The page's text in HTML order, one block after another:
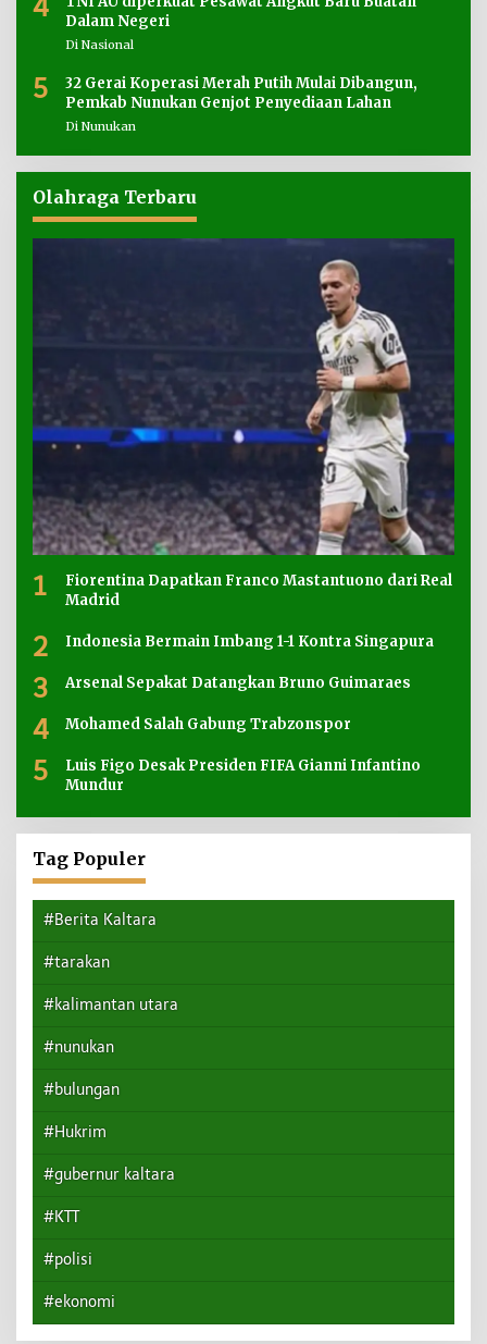
4
Dalam Negeri
Di Nasional
5
32 Gerai Koperasi Merah Putih Mulai Dibangun,
Pemkab Nunukan Genjot Penyediaan Lahan
Di Nunukan
Olahraga Terbaru
1
Fiorentina Dapatkan Franco Mastantuono dari Real
Madrid
2 Indonesia Bermain Imbang 1-1 Kontra Singapura
3 Arsenal Sepakat Datangkan Bruno Guimaraes
4 Mohamed Salah Gabung Trabzonspor
5
Luis Figo Desak Presiden FIFA Gianni Infantino
Mundur
Tag Populer
#Berita Kaltara
#tarakan
#kalimantan utara
#nunukan
#bulungan
#Hukrim
#gubernur kaltara
#KTT
#polisi
#ekonomi